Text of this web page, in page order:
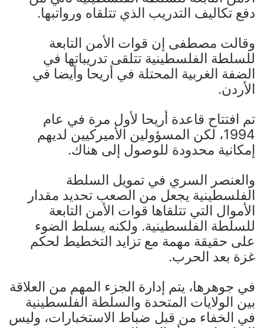
دفع تكاليف التدريب الذي تتلقاه ورواتبها.
وقالت مصطفى إن قوات الأمن التابعة
للسلطة الفلسطينية تتلقى تدريباتها في
الضفة الغربية المحتلة في أريحا وأيضا في
الأردن.
تم افتتاح قاعدة أريحا لأول مرة في عام
1994، لكن المسؤولين الأميركيين لديهم
إمكانية محدودة للوصول إلى هناك.
والعنصر السري في تمويل السلطة
الفلسطينية يجعل من الصعب تحديد مقدار
الأموال التي تتلقاها قوات الأمن التابعة
للسلطة الفلسطينية. ولكنه يسلط الضوء
على حقيقة مهمة مع تزايد التخطيط لحكم
غزة بعد الحرب.
في جوهرها، يتم إدارة الجزء المهم من العلاقة
بين الولايات المتحدة والسلطة الفلسطينية
في الخفاء من قبل ضباط الاستخبارات، وليس